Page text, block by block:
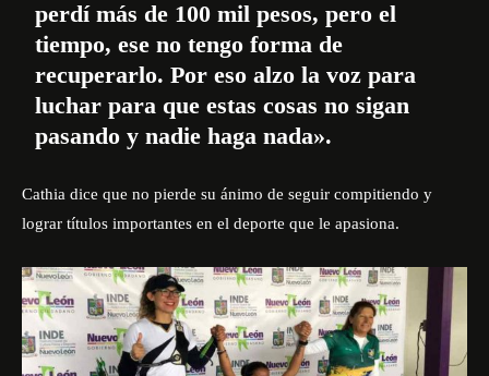
perdí más de 100 mil pesos, pero el
tiempo, ese no tengo forma de
recuperarlo. Por eso alzo la voz para
luchar para que estas cosas no sigan
pasando y nadie haga nada».
Cathia dice que no pierde su ánimo de seguir compitiendo y
lograr títulos importantes en el deporte que le apasiona.